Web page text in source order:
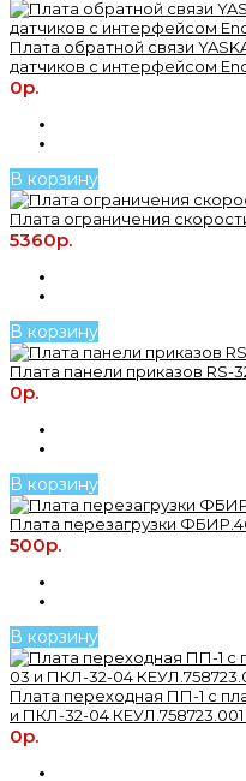
Плата обратной связи
датчиков с интерфейсом
0р.
В корзину
Плата ограничения
5360р.
В корзину
Плата панели приказов RS-
0р.
В корзину
Плата перезагрузки
500р.
В корзину
Плата переходная ПП-1 с
и ПКЛ-32-04
0р.